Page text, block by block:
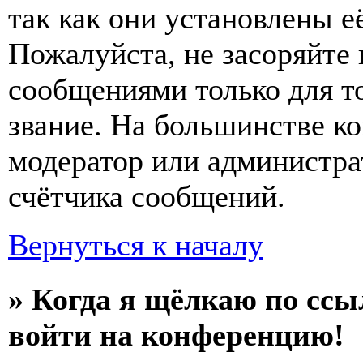
так как они установлены
Пожалуйста, не
сообщениями только для
звание. На большинстве
модератор или
счётчика сообщений.
Вернуться к началу
» Когда я щёлкаю по
войти на конференцию!